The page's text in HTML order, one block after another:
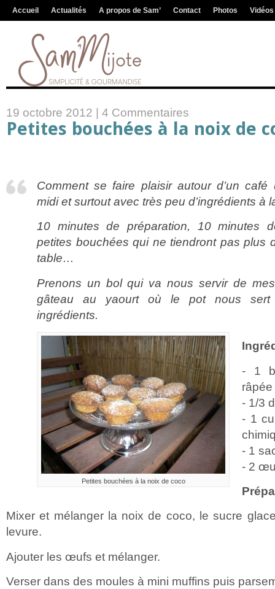
Accueil Actualités A propos de Sam’ Contact Photos Vidéos
19 octobre 2012 | 4 Commentaires
Petites bouchées à la noix de
Comment se faire plaisir autour d’un
midi et surtout avec très peu d’ingrédients à
10 minutes de préparation, 10 minutes
petites bouchées qui ne tiendront pas plus
table…
Prenons un bol qui va nous servir de
gâteau au yaourt où le pot nous sert
ingrédients.
Petites bouchées à la noix de coco
- 1
râpée
- 1/3
- 1
- 1
- 2
Mixer et mélanger la noix de coco, le sucre
levure.
Ajouter les œufs et mélanger.
Verser dans des moules à mini muffins puis